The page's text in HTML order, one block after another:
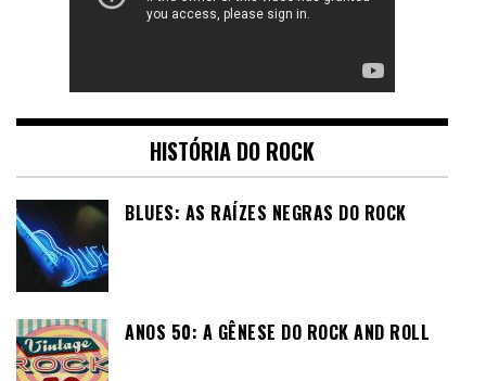
HISTÓRIA DO ROCK
BLUES: AS RAÍZES NEGRAS DO ROCK
ANOS 50: A GÊNESE DO ROCK AND ROLL